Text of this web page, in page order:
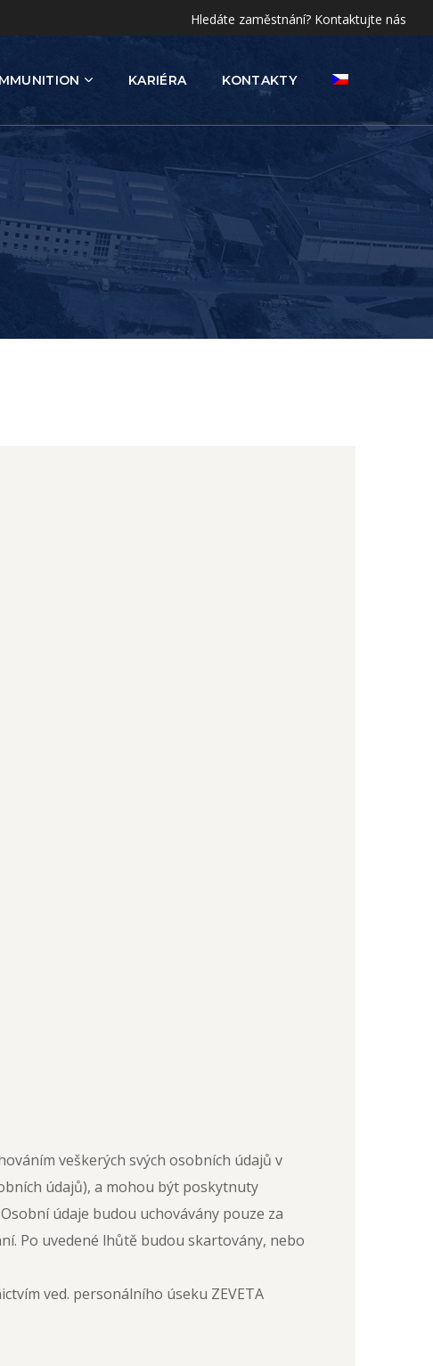
Hledáte zaměstnání? Kontaktujte nás
KARIÉRA KONTAKTY
veškerých svých osobních údajů v
údajů), a mohou být poskytnuty
údaje budou uchovávány pouze za
Po uvedené lhůtě budou skartovány, nebo
ved. personálního úseku ZEVETA